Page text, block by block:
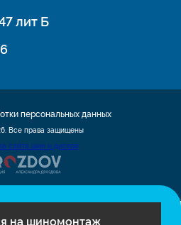
на шиномонтаж
лит Б
Все права защищены
сайта шин и дисков
персональных данных